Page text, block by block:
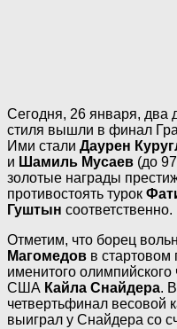
Сегодня, 26 января, два
стиля вышли в финал
Ими стали Даурен
и Шамиль Мусаев (до
золотые награды
противостоять турок
Гуштын соответственно.
Отметим, что борец
Магомедов в стартовом
именитого
США Кайла Снайдера.
четвертьфинал весовой
выиграл у Снайдера со